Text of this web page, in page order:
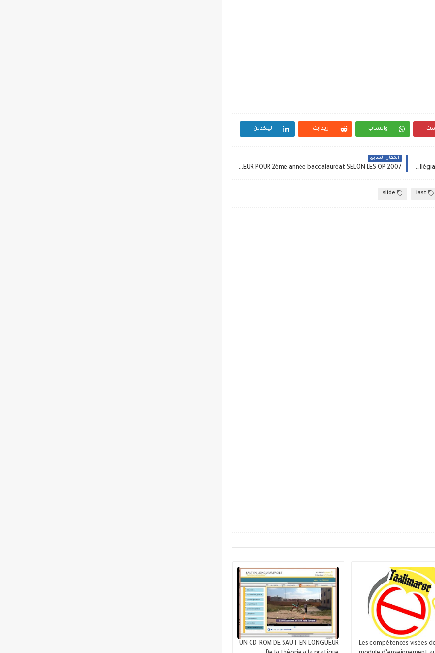
واتساب ريدايت لينكدين
Un trés bon cycle de 10 séances de la course de vitesse pour 2ème Annee collégiale selon les orientations pédagogiques Aout 2009
المقال السابق
UN TRES BON CYCLE DE SAUT EN LONGUEUR POUR 2ème année baccalauréat SELON LES OP 2007
last
slide
Les compétences visées
UN CD-ROM DE SAUT EN LONGUEUR